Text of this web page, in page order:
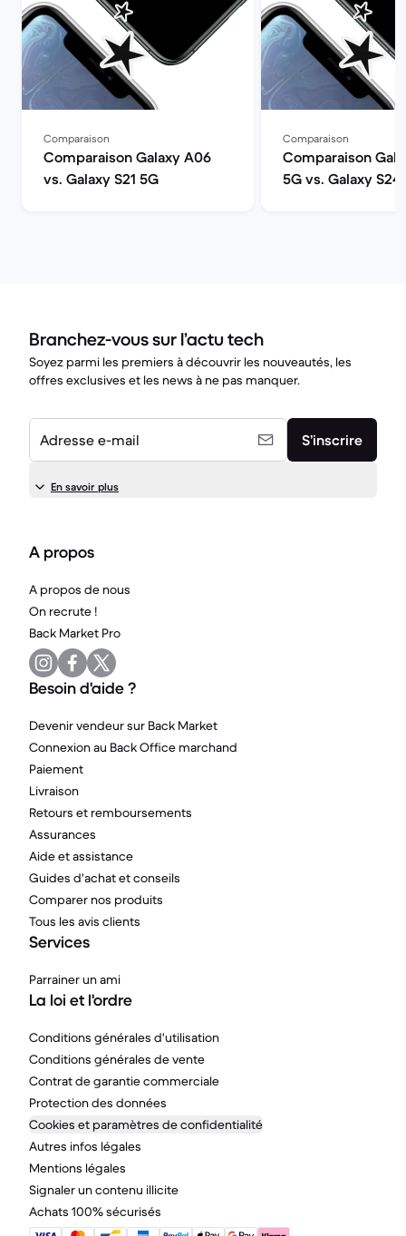
Comparaison
Comparaison Galaxy A06
vs. Galaxy S21 5G
Comparaison
Comparaison
5G vs. Galaxy
Branchez-vous sur l’actu tech
Soyez parmi les premiers à découvrir les nouveautés, les
offres exclusives et les news à ne pas manquer.
Adresse e-mail S’inscrire
En savoir plus
A propos
A propos de nous
On recrute !
Back Market Pro
Besoin d'aide ?
Devenir vendeur sur Back Market
Connexion au Back Office marchand
Paiement
Livraison
Retours et remboursements
Assurances
Aide et assistance
Guides d'achat et conseils
Comparer nos produits
Tous les avis clients
Services
Parrainer un ami
La loi et l'ordre
Conditions générales d'utilisation
Conditions générales de vente
Contrat de garantie commerciale
Protection des données
Cookies et paramètres de confidentialité
Autres infos légales
Mentions légales
Signaler un contenu illicite
Achats 100% sécurisés